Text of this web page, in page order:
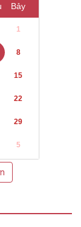
Bảy
1
8
15
22
29
5